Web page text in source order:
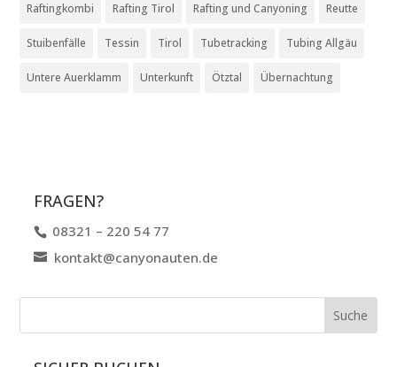
Raftingkombi Rafting Tirol Rafting und Canyoning Reutte
Stuibenfälle Tessin Tirol Tubetracking Tubing Allgäu
Untere Auerklamm Unterkunft Ötztal Übernachtung
FRAGEN?
08321 – 220 54 77
kontakt@canyonauten.de